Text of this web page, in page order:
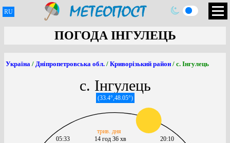
RU
ПОГОДА ІНГУЛЕЦЬ
Україна / Дніпропетровська обл. / Криворізький район / с. Інгулець
с. Інгулець
(33.4°,48.05°)
05:33
14 год 36 хв
трив. дня
20:10